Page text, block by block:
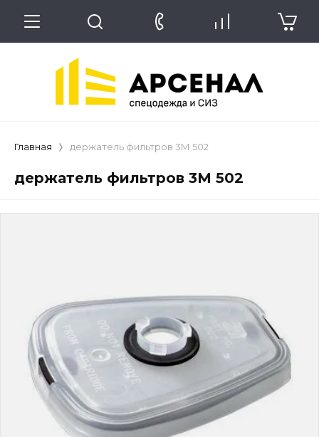
Главная держатель фильтров 3М 502
держатель фильтров 3М 502